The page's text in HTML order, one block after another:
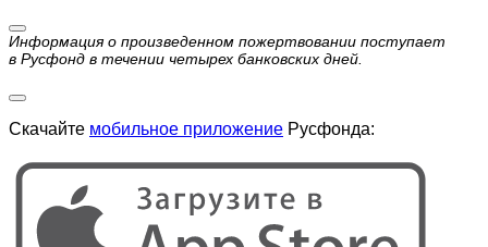
Информация о произведенном пожертвовании поступает
в Русфонд в течении четырех банковских дней.
Скачайте мобильное приложение Русфонда: